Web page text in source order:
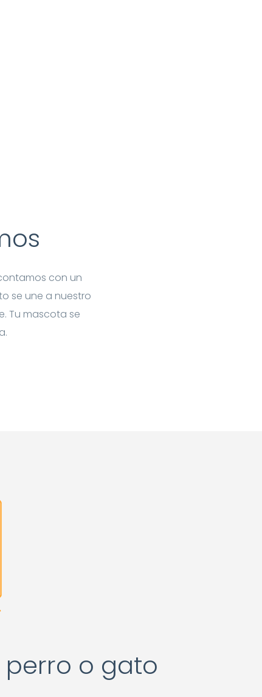
con un
se une a nuestro
Tu mascota se
o gato